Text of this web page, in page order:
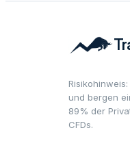
und bergen
89% der
CFDs.